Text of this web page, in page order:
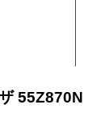
55Z870N